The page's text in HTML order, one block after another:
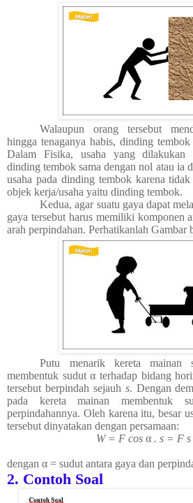
Walaupun orang tersebut
hingga tenaganya habis, dinding
Dalam Fisika, usaha yang dilakukan
dinding tembok sama dengan nol atau ia
usaha pada dinding tembok karena
objek kerja/usaha yaitu dinding tembok.
Kedua, agar suatu gaya dapat
gaya tersebut harus memiliki komponen
arah perpindahan. Perhatikanlah Gambar
Putu menarik kereta mainan
membentuk sudut α terhadap bidang
tersebut berpindah sejauh s. Dengan
pada kereta mainan membentuk
perpindahannya. Oleh karena itu, besar
tersebut dinyatakan dengan persamaan:
W = F cos α. s = F s
dengan α = sudut antara gaya dan
2. Contoh Soal